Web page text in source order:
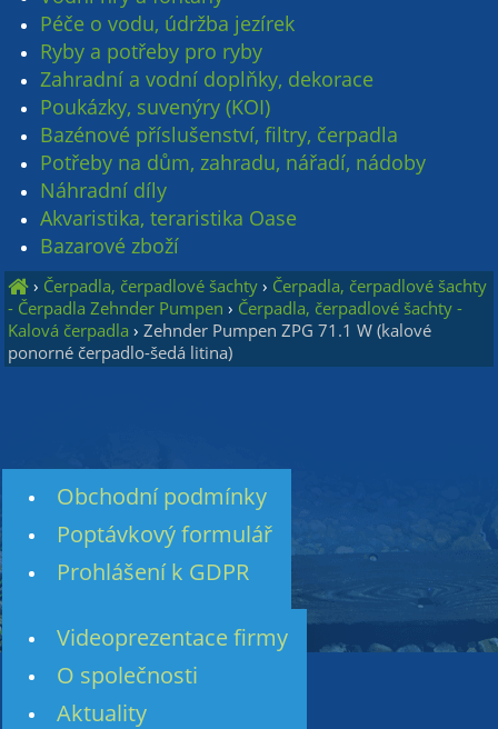
Péče o vodu, údržba jezírek
Ryby a potřeby pro ryby
Zahradní a vodní doplňky, dekorace
Poukázky, suvenýry (KOI)
Bazénové příslušenství, filtry, čerpadla
Potřeby na dům, zahradu, nářadí, nádoby
Náhradní díly
Akvaristika, teraristika Oase
Bazarové zboží
› Čerpadla, čerpadlové šachty › Čerpadla, čerpadlové šachty
- Čerpadla Zehnder Pumpen › Čerpadla, čerpadlové šachty -
Kalová čerpadla ›Zehnder Pumpen ZPG 71.1 W (kalové
ponorné čerpadlo-šedá litina)
Obchodní podmínky
Poptávkový formulář
Prohlášení k GDPR
Videoprezentace firmy
O společnosti
Aktuality